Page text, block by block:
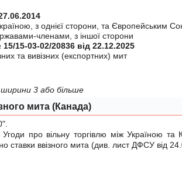
угода від 27.06.2014
з однiєї сторони, та Європейським
членами, з iншої сторони
15-03-02/20836 від 22.12.2025
та вивiзних (експортних) мит
ширини 3 або більше
мита (Канада)
Угоди про вiльну торгiвлю мiж Україною та
ставки ввізного мита (див. лист ДФСУ від